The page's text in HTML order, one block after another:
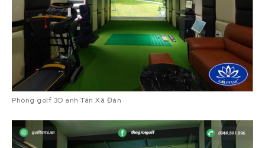
Phòng golf 3D anh Tân Xã Đàn